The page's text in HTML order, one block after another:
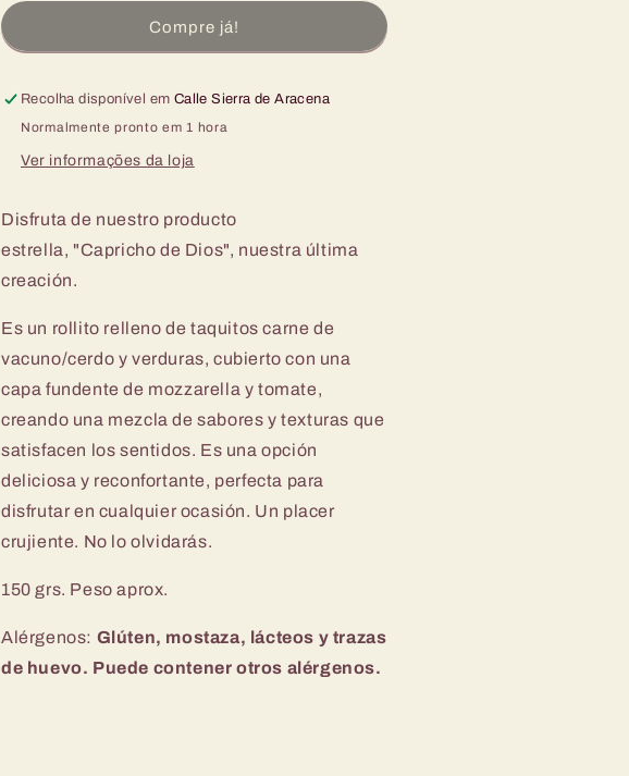
MIXTA
VERDURAS.
150
CARNE
MIXTA
VERDURAS.
150
Compre já!
Recolha disponível em Calle Sierra de Aracena
Normalmente pronto em 1 hora
Ver informações da loja
Disfruta de nuestro producto
estrella, "Capricho de Dios", nuestra última
creación.
Es un rollito relleno de taquitos carne de
vacuno/cerdo y verduras, cubierto con una
capa fundente de mozzarella y tomate,
creando una mezcla de sabores y texturas que
satisfacen los sentidos. Es una opción
deliciosa y reconfortante, perfecta para
disfrutar en cualquier ocasión. Un placer
crujiente. No lo olvidarás.
150 grs. Peso aprox.
Alérgenos: Glúten, mostaza, lácteos y trazas
de huevo. Puede contener otros alérgenos.